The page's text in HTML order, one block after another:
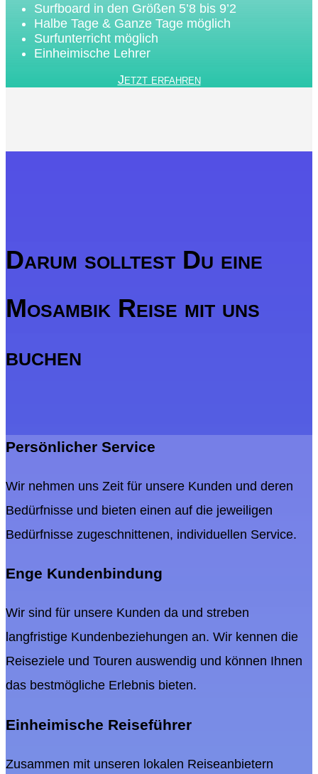
Surfboard in den Größen 5’8 bis 9’2
Halbe Tage & Ganze Tage möglich
Surfunterricht möglich
Einheimische Lehrer
Jetzt erfahren
Darum solltest Du eine
Mosambik Reise mit uns
buchen
Persönlicher Service
Wir nehmen uns Zeit für unsere Kunden und deren
Bedürfnisse und bieten einen auf die jeweiligen
Bedürfnisse zugeschnittenen, individuellen Service.
Enge Kundenbindung
Wir sind für unsere Kunden da und streben
langfristige Kundenbeziehungen an. Wir kennen die
Reiseziele und Touren auswendig und können Ihnen
das bestmögliche Erlebnis bieten.
Einheimische Reiseführer
Zusammen mit unseren lokalen Reiseanbietern